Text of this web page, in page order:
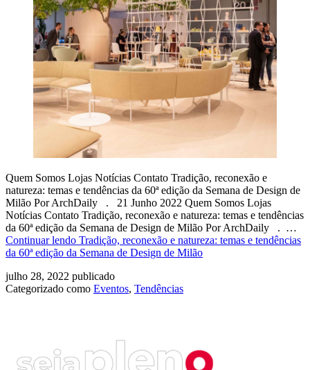
Quem Somos Lojas Notícias Contato Tradição, reconexão e
natureza: temas e tendências da 60ª edição da Semana de Design de
Milão Por ArchDaily . 21 Junho 2022 Quem Somos Lojas
Notícias Contato Tradição, reconexão e natureza: temas e tendências
da 60ª edição da Semana de Design de Milão Por ArchDaily . …
Continuar lendo Tradição, reconexão e natureza: temas e tendências
da 60ª edição da Semana de Design de Milão
julho 28, 2022 publicado
Categorizado como Eventos, Tendências